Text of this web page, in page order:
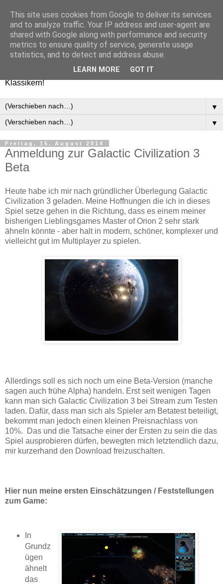
Games-Report.de
Ultimativer Blog mit Einblicken in unsere Spielwelt. Wir
liefern euch die besten News, Tests, Reviews und
Meinungen zu allen aktuellen Spielen oder auch alten
Klassikern!
▼
▼
Freitag, 15. August 2014
Anmeldung zur Galactic Civilization 3
Beta
Heute habe ich mir nach gründlicher Überlegung Galactic
Civilization 3 geladen. Meine Hoffnungen die ich in dieses
Spiel setze gehen in die Richtung, dass es einem meiner
bisherigen Lieblingsgames Master of Orion 2 sehr stark
ähneln könnte - aber halt in modern, schöner, komplexer und
vielleicht gut im Multiplayer zu spielen.
Allerdings soll es sich noch um eine Beta-Version (manche
sagen auch frühe Alpha) handeln. Erst seit wenigen Tagen
kann man sich Galactic Civilization 3 bei Stream zum Testen
laden. Dafür, dass man sich als Spieler am Betatest beteiligt,
bekommt man jedoch einen kleinen Preisnachlass von
10%. Das und die Tatsache einer der Ersten zu sein die das
Spiel ausprobieren dürfen, bewegten mich letztendlich dazu,
mir kurzerhand den Download freizuschalten.
Hier nun meine ersten Einschätzungen / Feststellungen
zum Game:
In
Grundz
ügen
ähnelt
das
This site uses cookies from Google to deliver its services
and to analyze traffic. Your IP address and user-agent are
shared with Google along with performance and security
metrics to ensure quality of service, generate usage
statistics, and to detect and address abuse.
LEARN MORE GOT IT